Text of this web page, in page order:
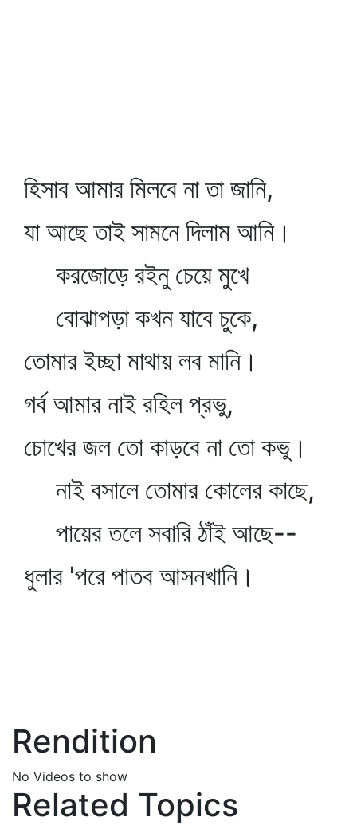
হিসাব আমার মিলবে না তা জানি,
যা আছে তাই সামনে দিলাম আনি।
করজোড়ে রইনু চেয়ে মুখে
বোঝাপড়া কখন যাবে চুকে,
তোমার ইচ্ছা মাথায় লব মানি।
গর্ব আমার নাই রহিল প্রভু,
চোখের জল তো কাড়বে না তো কভু।
নাই বসালে তোমার কোলের কাছে,
পায়ের তলে সবারি ঠাঁই আছে--
ধুলার 'পরে পাতব আসনখানি।
Rendition
No Videos to show
Related Topics